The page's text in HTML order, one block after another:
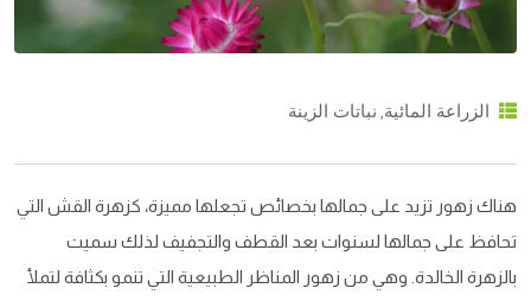
الزراعة المائية نباتات الزينة
هناك زهور تزيد على جمالها بخصائص تجعلها مميزة، كزهرة القش التي
تحافظ على جمالها لسنوات بعد القطف والتجفيف لذلك سميت
بالزهرة الخالدة. وهي من زهور المناظر الطبيعية التي تنمو بكثافة لتملأ